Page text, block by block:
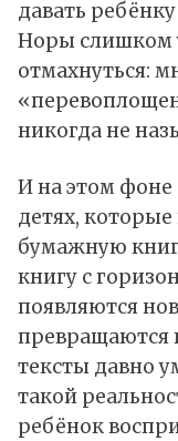
давать
Норы слишком
отмахнуться:
никогда не
И на этом фоне
детях,
бумажную
книгу с
появляются
превращаются
тексты давно
такой
ребёнок